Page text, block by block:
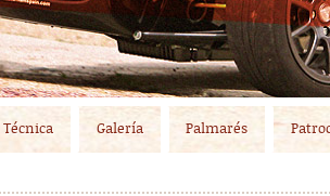
Técnica Galería Palmarés